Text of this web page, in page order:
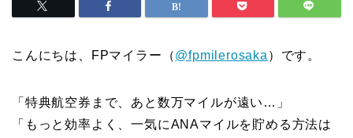
こんにちは、FPマイラー（@fpmilerosaka ）です。
「特典航空券まで、あと数万マイルが遠い…」
「もっと効率よく、一気にANAマイルを貯める方法は